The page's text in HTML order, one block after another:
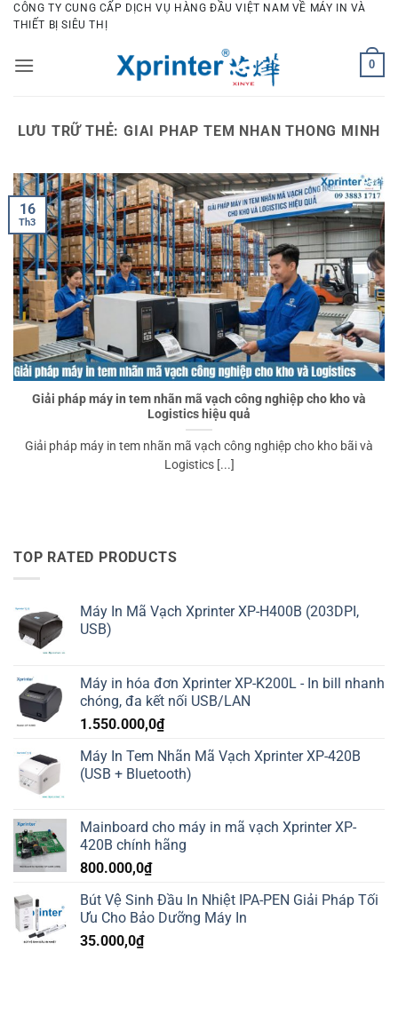
Bỏ
qua
dung
CÔNG TY CUNG CẤP DỊCH VỤ HÀNG ĐẦU VIỆT NAM VỀ MÁY IN VÀ
THIẾT BỊ SIÊU THỊ
0
LƯU TRỮ THẺ:GIAI PHAP TEM NHAN THONG MINH
Giải pháp máy in tem nhãn mã vạch công nghiệp cho kho và
Logistics hiệu quả
Giải pháp máy in tem nhãn mã vạch công nghiệp cho kho bãi và
Logistics [...]
16
Th3
TOP RATED PRODUCTS
Máy In Mã Vạch Xprinter XP-H400B (203DPI,
USB)
Máy in hóa đơn Xprinter XP-K200L - In bill nhanh
chóng, đa kết nối USB/LAN
1.550.000,0₫
Máy In Tem Nhãn Mã Vạch Xprinter XP-420B
(USB + Bluetooth)
Mainboard cho máy in mã vạch Xprinter XP-
420B chính hãng
800.000,0₫
Bút Vệ Sinh Đầu In Nhiệt IPA-PEN Giải Pháp Tối
Ưu Cho Bảo Dưỡng Máy In
35.000,0₫